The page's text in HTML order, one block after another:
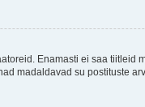
Enamasti ei saa tiitleid
madaldavad su postituste